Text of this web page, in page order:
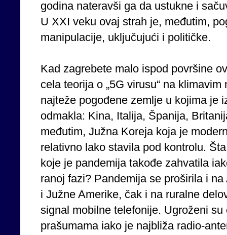
godina nateravši ga da ustukne i
U XXI veku ovaj strah je, međutim,
manipulacije, uključujući i političke.
Kad zagrebete malo ispod površine
cela teorija o „5G virusu“ na
najteže pogođene zemlje u kojima je
odmakla: Kina, Italija, Španija,
međutim, Južna Koreja koja je
relativno lako stavila pod kontrolu.
koje je pandemija takođe zahvatila
ranoj fazi? Pandemija se proširila i
i Južne Amerike, čak i na ruralne
signal mobilne telefonije. Ugroženi
prašumama iako je najbliža radio-